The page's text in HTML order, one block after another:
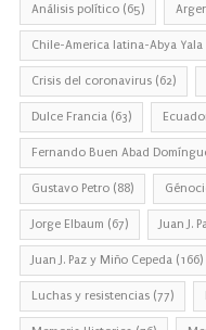
Análisis político (65)
Chile-America latina-Abya Yala
Crisis del coronavirus (62)
Dulce Francia (63)
Fernando Buen Abad
Gustavo Petro (88)
Jorge Elbaum (67) Juan J.
Juan J. Paz y Miño Cepeda (166)
Luchas y resistencias (77)